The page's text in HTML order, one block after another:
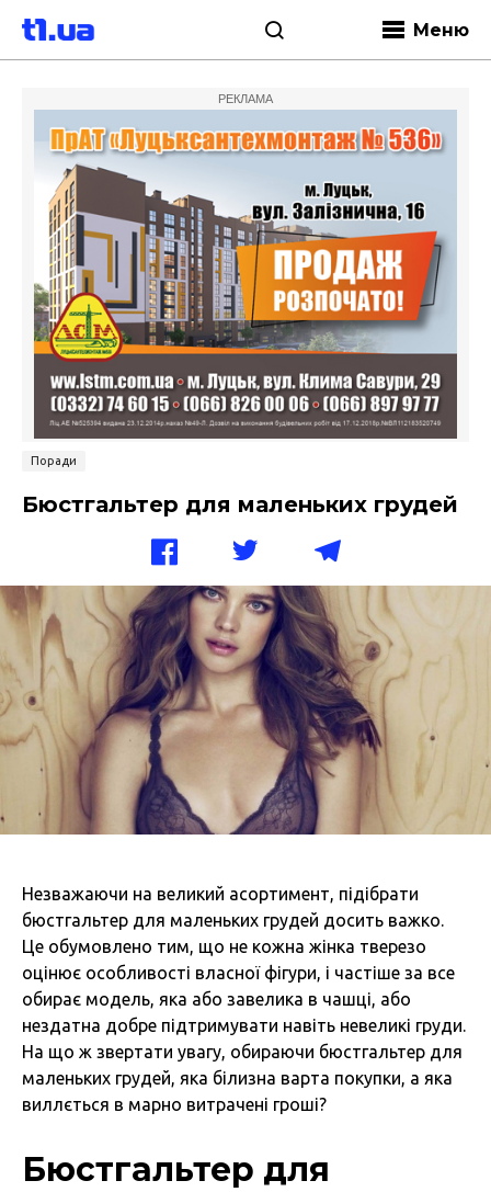
Меню
РЕКЛАМА
Поради
Бюстгальтер для маленьких грудей
Незважаючи на великий асортимент, підібрати
бюстгальтер для маленьких грудей досить важко.
Це обумовлено тим, що не кожна жінка тверезо
оцінює особливості власної фігури, і частіше за все
обирає модель, яка або завелика в чашці, або
нездатна добре підтримувати навіть невеликі груди.
На що ж звертати увагу, обираючи бюстгальтер для
маленьких грудей, яка білизна варта покупки, а яка
виллється в марно витрачені гроші?
Бюстгальтер для